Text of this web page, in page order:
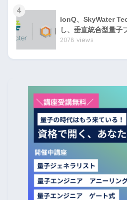
4
IonQ、SkyWater
し、垂直統合型量子
2078 views